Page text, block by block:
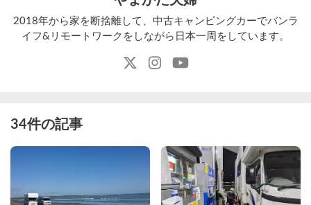
2018年から家を断捨離して、中古キャンピングカーでバンラ
イフ&リモートワークをしながら日本一周をしています。
34件の記事